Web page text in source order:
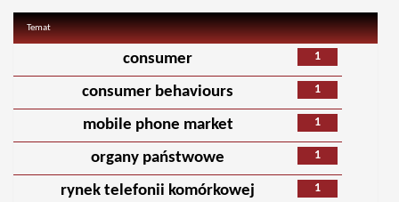
Temat
1
consumer
1
consumer behaviours
1
mobile phone market
1
organy państwowe
1
rynek telefonii komórkowej